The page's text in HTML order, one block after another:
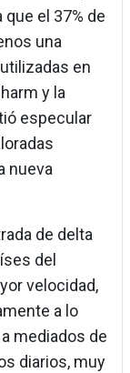
el 37% de
una
en
y la
especular
nueva
de delta
del
velocidad,
a lo
mediados de
diarios, muy